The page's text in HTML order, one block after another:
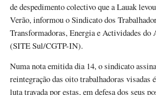
de despedimento colectivo que a Lauak
Verão, informou o Sindicato dos
Transformadoras, Energia e Actividades do
(SITE Sul/CGTP-IN).
Numa nota emitida dia 14, o sindicato
reintegração das oito trabalhadoras visadas
luta travada por estas, em defesa dos seus